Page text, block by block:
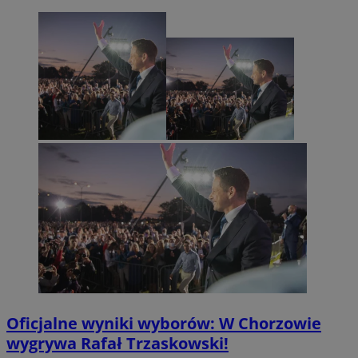
Oficjalne wyniki wyborów: W Chorzowie
wygrywa Rafał Trzaskowski!